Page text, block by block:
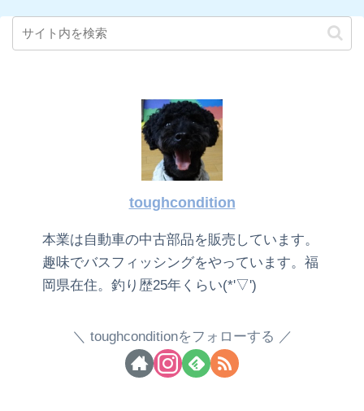
toughcondition
本業は自動車の中古部品を販売しています。
趣味でバスフィッシングをやっています。福
岡県在住。釣り歴25年くらい(*'▽')
toughconditionをフォローする